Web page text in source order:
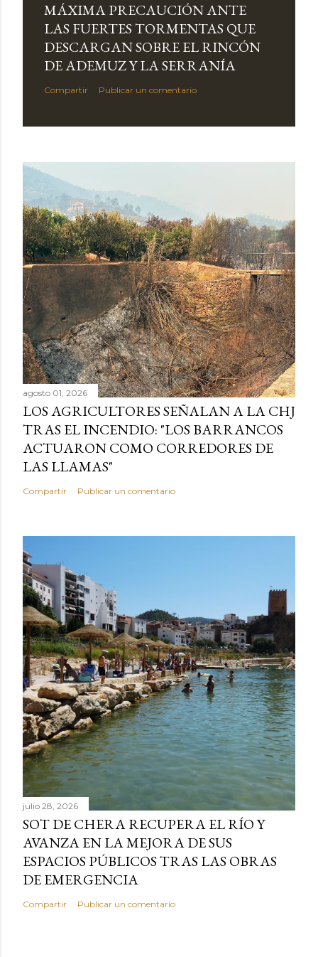
MÁXIMA PRECAUCIÓN ANTE
LAS FUERTES TORMENTAS QUE
DESCARGAN SOBRE EL RINCÓN
DE ADEMUZ Y LA SERRANÍA
Compartir Publicar un comentario
agosto 01, 2026
LOS AGRICULTORES SEÑALAN A LA CHJ
TRAS EL INCENDIO: "LOS BARRANCOS
ACTUARON COMO CORREDORES DE
LAS LLAMAS"
Compartir Publicar un comentario
julio 28, 2026
SOT DE CHERA RECUPERA EL RÍO Y
AVANZA EN LA MEJORA DE SUS
ESPACIOS PÚBLICOS TRAS LAS OBRAS
DE EMERGENCIA
Compartir Publicar un comentario